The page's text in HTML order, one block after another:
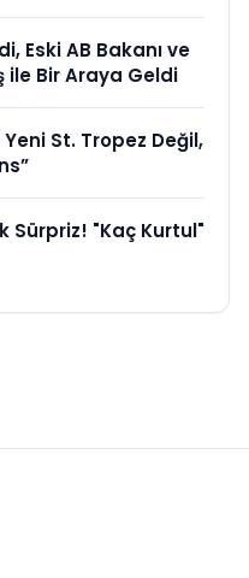
Eski AB Bakanı ve
ile Bir Araya Geldi
Yeni St. Tropez Değil,
Sürpriz! "Kaç Kurtul"